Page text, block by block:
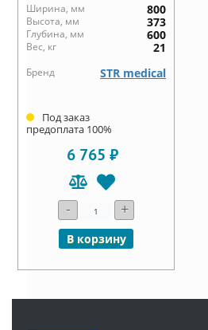
Ширина, мм 800
Высота, мм 373
Глубина, мм 600
Вес, кг 21
Бренд STR medical
Под заказ
предоплата 100%
6 765 ₽
- +
В корзину